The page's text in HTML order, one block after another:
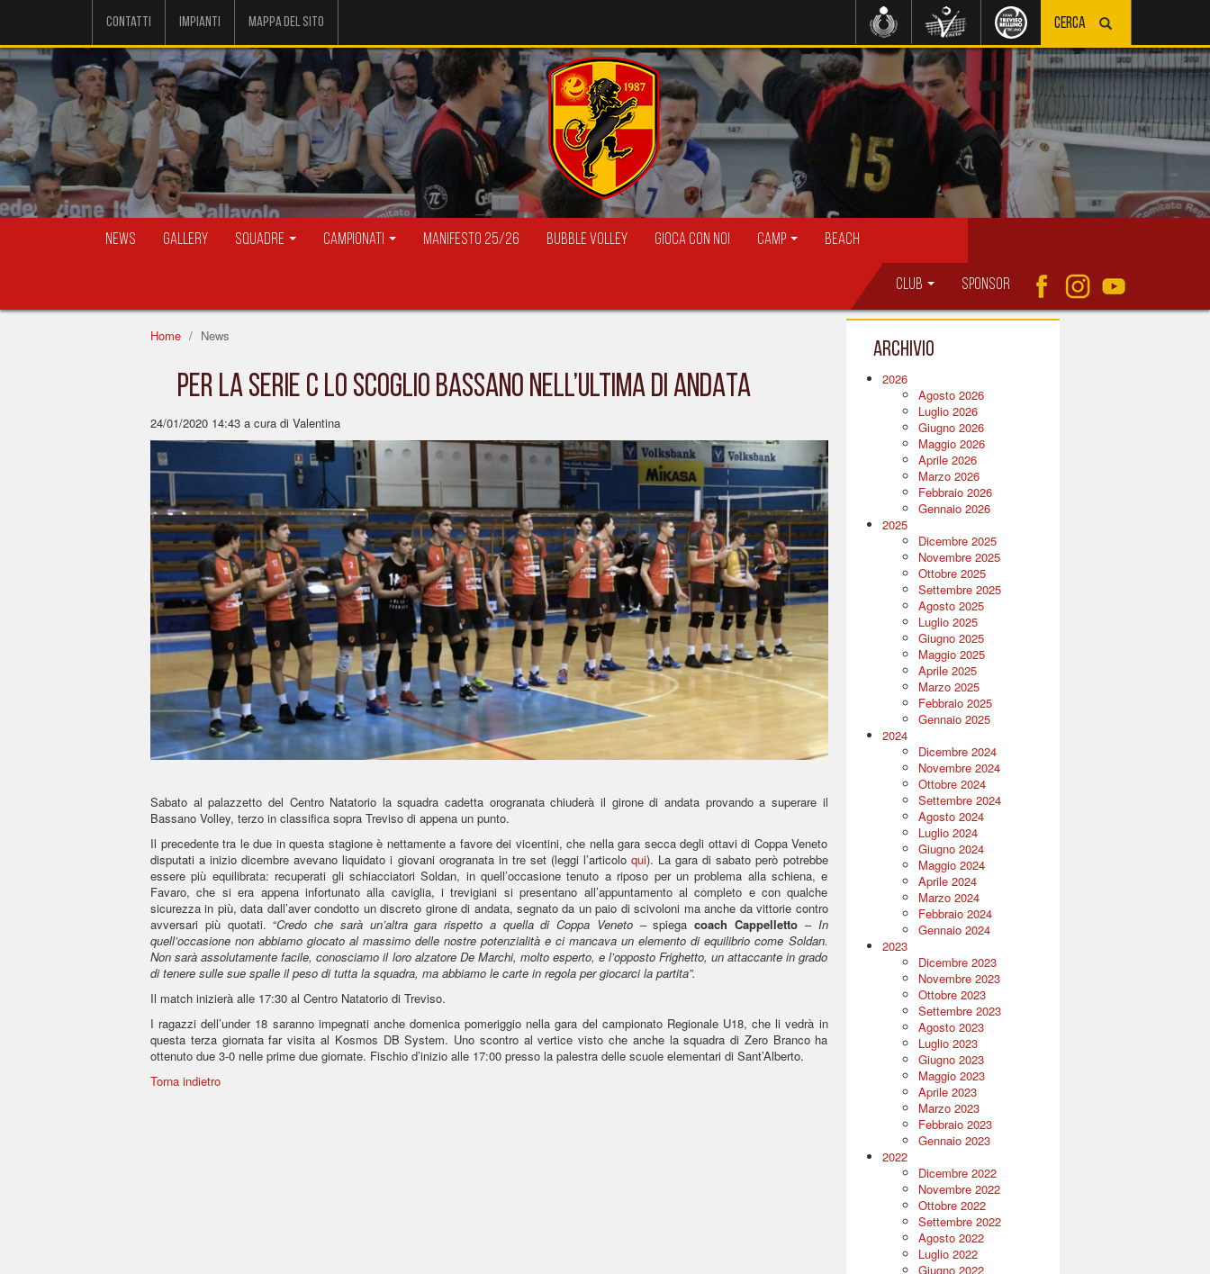
Contatti Impianti Mappa del sito
News Gallery Squadre Campionati Manifesto 25/26 Bubble Volley Gioca con Noi Camp Beach
Club Sponsor
Home News
PER LA SERIE C LO SCOGLIO BASSANO NELL’ULTIMA DI ANDATA
24/01/2020 14:43 a cura di Valentina
Sabato al palazzetto del Centro Natatorio la squadra cadetta orogranata chiuderà il girone di andata provando a superare il
Bassano Volley, terzo in classifica sopra Treviso di appena un punto.
Il precedente tra le due in questa stagione è nettamente a favore dei vicentini, che nella gara secca degli ottavi di Coppa Veneto
disputati a inizio dicembre avevano liquidato i giovani orogranata in tre set (leggi l’articoloqui). La gara di sabato però potrebbe
essere più equilibrata: recuperati gli schiacciatori Soldan, in quell’occasione tenuto a riposo per un problema alla schiena, e
Favaro, che si era appena infortunato alla caviglia, i trevigiani si presentano all’appuntamento al completo e con qualche
sicurezza in più, data dall’aver condotto un discreto girone di andata, segnato da un paio di scivoloni ma anche da vittorie contro
avversari più quotati. “Credo che sarà un’altra gara rispetto a quella di Coppa Veneto –spiegacoach Cappelletto – In
quell’occasione non abbiamo giocato al massimo delle nostre potenzialità e ci mancava un elemento di equilibrio come Soldan.
Non sarà assolutamente facile, conosciamo il loro alzatore De Marchi, molto esperto, e l’opposto Frighetto, un attaccante in grado
di tenere sulle sue spalle il peso di tutta la squadra, ma abbiamo le carte in regola per giocarci la partita”.
Il match inizierà alle 17:30 al Centro Natatorio di Treviso.
I ragazzi dell’under 18 saranno impegnati anche domenica pomeriggio nella gara del campionato Regionale U18, che li vedrà in
questa terza giornata far visita al Kosmos DB System. Uno scontro al vertice visto che anche la squadra di Zero Branco ha
ottenuto due 3-0 nelle prime due giornate. Fischio d’inizio alle 17:00 presso la palestra delle scuole elementari di Sant’Alberto.
Torna indietro
Archivio
2026
Agosto 2026
Luglio 2026
Giugno 2026
Maggio 2026
Aprile 2026
Marzo 2026
Febbraio 2026
Gennaio 2026
2025
Dicembre 2025
Novembre 2025
Ottobre 2025
Settembre 2025
Agosto 2025
Luglio 2025
Giugno 2025
Maggio 2025
Aprile 2025
Marzo 2025
Febbraio 2025
Gennaio 2025
2024
Dicembre 2024
Novembre 2024
Ottobre 2024
Settembre 2024
Agosto 2024
Luglio 2024
Giugno 2024
Maggio 2024
Aprile 2024
Marzo 2024
Febbraio 2024
Gennaio 2024
2023
Dicembre 2023
Novembre 2023
Ottobre 2023
Settembre 2023
Agosto 2023
Luglio 2023
Giugno 2023
Maggio 2023
Aprile 2023
Marzo 2023
Febbraio 2023
Gennaio 2023
2022
Dicembre 2022
Novembre 2022
Ottobre 2022
Settembre 2022
Agosto 2022
Luglio 2022
Giugno 2022